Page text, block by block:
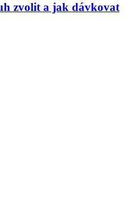
zvolit a jak dávkovat